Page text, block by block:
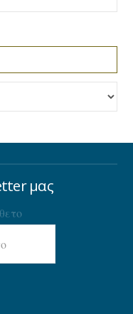
μας